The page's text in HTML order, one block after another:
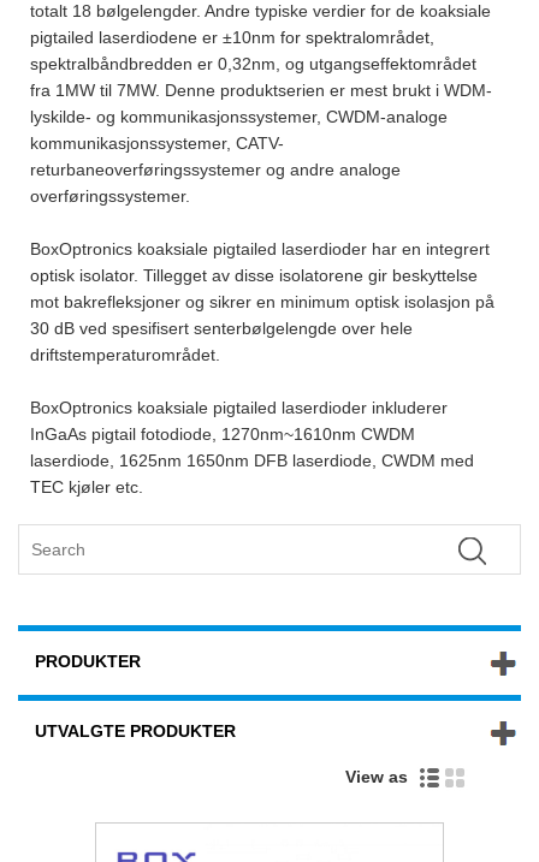
totalt 18 bølgelengder. Andre typiske verdier for de koaksiale
pigtailed laserdiodene er ±10nm for spektralområdet,
spektralbåndbredden er 0,32nm, og utgangseffektområdet
fra 1MW til 7MW. Denne produktserien er mest brukt i WDM-
lyskilde- og kommunikasjonssystemer, CWDM-analoge
kommunikasjonssystemer, CATV-
returbaneoverføringssystemer og andre analoge
overføringssystemer.
BoxOptronics koaksiale pigtailed laserdioder har en integrert
optisk isolator. Tillegget av disse isolatorene gir beskyttelse
mot bakrefleksjoner og sikrer en minimum optisk isolasjon på
30 dB ved spesifisert senterbølgelengde over hele
driftstemperaturområdet.
BoxOptronics koaksiale pigtailed laserdioder inkluderer
InGaAs pigtail fotodiode, 1270nm~1610nm CWDM
laserdiode, 1625nm 1650nm DFB laserdiode, CWDM med
TEC kjøler etc.
PRODUKTER
UTVALGTE PRODUKTER
View as